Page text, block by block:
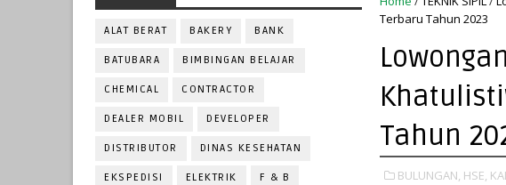
ALAT BERAT BAKERY BANK
BATUBARA BIMBINGAN BELAJAR
CHEMICAL CONTRACTOR
DEALER MOBIL DEVELOPER
DISTRIBUTOR DINAS KESEHATAN
EKSPEDISI ELEKTRIK F & B
Terbaru Tahun 2023
Tahun
BULUNGAN, HSE,